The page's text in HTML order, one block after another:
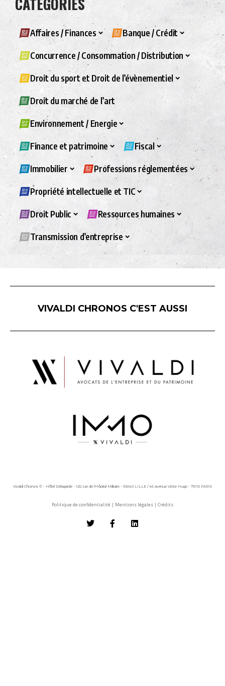
Affaires / Finances Banque / Crédit
Concurrence / Consommation / Distribution
Droit du sport et Droit de l’évènementiel
Droit du marché de l’art
Environnement / Energie
Finance et patrimoine Fiscal
Immobilier Professions réglementées
Propriété intellectuelle et TIC
Droit Public Ressources humaines
Transmission d’entreprise
VIVALDI CHRONOS C'EST AUSSI
Vivaldi Chronos © - Hôtel Delagarde - 120, rue de l'Hôpital Militaire - 59043 LILLE / 45 avenue Victor Hugo - 75116 PARIS
Politique de confidentialité | Mentions légales | Crédits